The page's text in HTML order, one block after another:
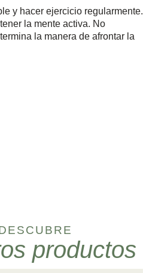
y hacer ejercicio regularmente.
la mente activa. No
la manera de afrontar la
productos